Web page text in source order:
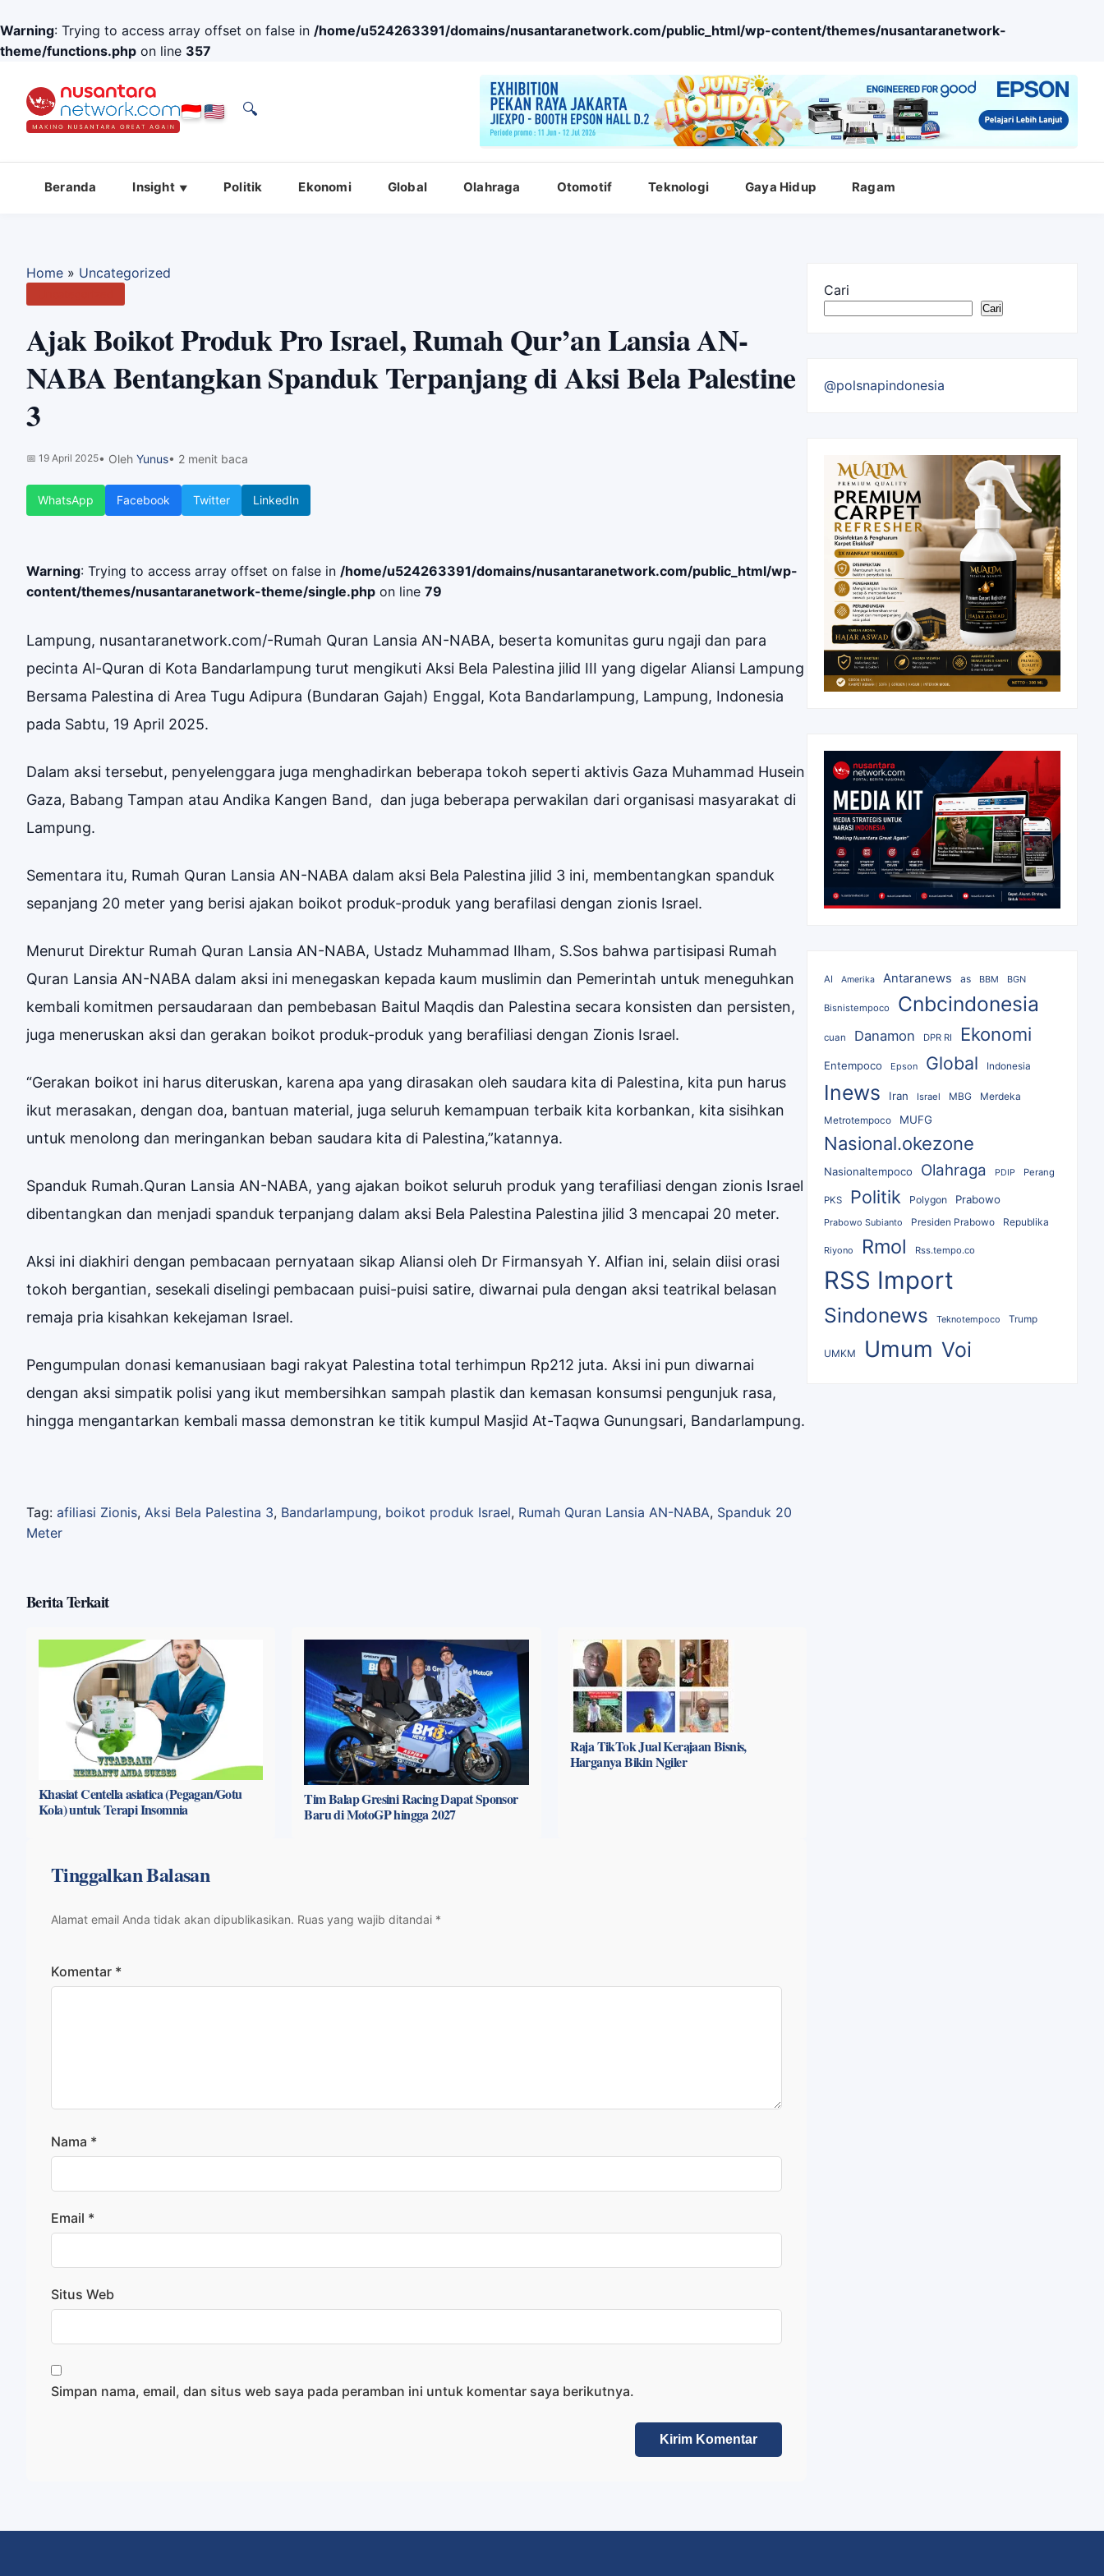
Warning: Trying to access array offset on false in /home/u524263391/domains/nusantaranetwork.com/public_html/wp-content/themes/nusantaranetwork-
theme/functions.php on line 357
🔍
Beranda Insight Politik Ekonomi Global Olahraga Otomotif Teknologi Gaya Hidup Ragam
Home » Uncategorized
Ajak Boikot Produk Pro Israel, Rumah Qur’an Lansia AN-
NABA Bentangkan Spanduk Terpanjang di Aksi Bela Palestine
3
📅 19 April 2025• Oleh Yunus• 2 menit baca
WhatsApp Facebook Twitter LinkedIn
Warning: Trying to access array offset on false in /home/u524263391/domains/nusantaranetwork.com/public_html/wp-
content/themes/nusantaranetwork-theme/single.php on line 79
Lampung, nusantaranetwork.com/-Rumah Quran Lansia AN-NABA, beserta komunitas guru ngaji dan para
pecinta Al-Quran di Kota Bandarlampung turut mengikuti Aksi Bela Palestina jilid III yang digelar Aliansi Lampung
Bersama Palestina di Area Tugu Adipura (Bundaran Gajah) Enggal, Kota Bandarlampung, Lampung, Indonesia
pada Sabtu, 19 April 2025.
Dalam aksi tersebut, penyelenggara juga menghadirkan beberapa tokoh seperti aktivis Gaza Muhammad Husein
Gaza, Babang Tampan atau Andika Kangen Band, dan juga beberapa perwakilan dari organisasi masyarakat di
Lampung.
Sementara itu, Rumah Quran Lansia AN-NABA dalam aksi Bela Palestina jilid 3 ini, membentangkan spanduk
sepanjang 20 meter yang berisi ajakan boikot produk-produk yang berafilasi dengan zionis Israel.
Menurut Direktur Rumah Quran Lansia AN-NABA, Ustadz Muhammad Ilham, S.Sos bahwa partisipasi Rumah
Quran Lansia AN-NABA dalam aksi ini menegaskan kepada kaum muslimin dan Pemerintah untuk meneguhkan
kembali komitmen persaudaraan dan pembebasan Baitul Maqdis dan Palestina secara konsisten dan persisten,
juga meneruskan aksi dan gerakan boikot produk-produk yang berafiliasi dengan Zionis Israel.
“Gerakan boikot ini harus diteruskan, karena apa yang dirasakan oleh saudara kita di Palestina, kita pun harus
ikut merasakan, dengan doa, bantuan material, juga seluruh kemampuan terbaik kita korbankan, kita sisihkan
untuk menolong dan meringankan beban saudara kita di Palestina,”katannya.
Spanduk Rumah.Quran Lansia AN-NABA, yang ajakan boikot seluruh produk yang terafiliasi dengan zionis Israel
dibentangkan dan menjadi spanduk terpanjang dalam aksi Bela Palestina Palestina jilid 3 mencapai 20 meter.
Aksi ini diakhiri dengan pembacaan pernyataan sikap Aliansi oleh Dr Firmansyah Y. Alfian ini, selain diisi orasi
tokoh bergantian, sesekali diselingi pembacaan puisi-puisi satire, diwarnai pula dengan aksi teatrikal belasan
remaja pria kisahkan kekejaman Israel.
Pengumpulan donasi kemanusiaan bagi rakyat Palestina total terhimpun Rp212 juta. Aksi ini pun diwarnai
dengan aksi simpatik polisi yang ikut membersihkan sampah plastik dan kemasan konsumsi pengunjuk rasa,
hingga mengantarkan kembali massa demonstran ke titik kumpul Masjid At-Taqwa Gunungsari, Bandarlampung.
Tag: afiliasi Zionis, Aksi Bela Palestina 3, Bandarlampung, boikot produk Israel, Rumah Quran Lansia AN-NABA, Spanduk 20
Meter
Berita Terkait
Khasiat Centella asiatica (Pegagan/Gotu
Kola) untuk Terapi Insomnia
Tim Balap Gresini Racing Dapat Sponsor
Baru di MotoGP hingga 2027
Raja TikTok Jual Kerajaan Bisnis,
Harganya Bikin Ngiler
Tinggalkan Balasan
Alamat email Anda tidak akan dipublikasikan. Ruas yang wajib ditandai *
Komentar *
Nama *
Email *
Situs Web
Simpan nama, email, dan situs web saya pada peramban ini untuk komentar saya berikutnya.
Cari
Cari
@polsnapindonesia
AI Amerika Antaranews as BBM BGN
Bisnistempoco Cnbcindonesia
cuan Danamon DPR RI Ekonomi
Entempoco Epson Global Indonesia
Inews Iran Israel MBG Merdeka
Metrotempoco MUFG
Nasional.okezone
Nasionaltempoco Olahraga PDIP Perang
PKS Politik Polygon Prabowo
Prabowo Subianto Presiden Prabowo Republika
Riyono Rmol Rss.tempo.co
RSS Import
Sindonews Teknotempoco Trump
UMKM Umum Voi